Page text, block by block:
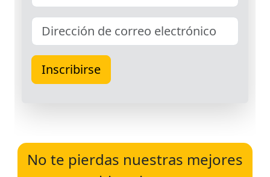
No te pierdas nuestras mejores